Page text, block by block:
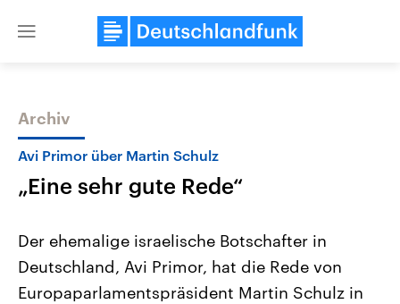
Close
Themen
Archiv
Avi Primor über Martin Schulz
„Eine sehr gute Rede“
Der ehemalige israelische Botschafter in
Deutschland, Avi Primor, hat die Rede von
Europaparlamentspräsident Martin Schulz in